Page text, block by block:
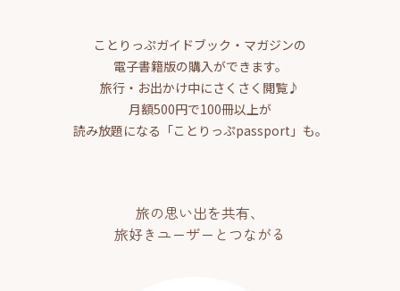
ことりっぷガイドブック・マガジンの
電子書籍版の購入ができます。
旅行・お出かけ中にさくさく閲覧♪
月額500円で100冊以上が
読み放題になる「ことりっぷpassport」も。
旅の思い出を共有、
旅好きユーザーとつながる